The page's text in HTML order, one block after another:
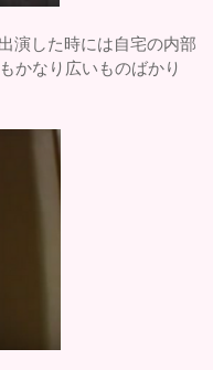
演した時には自宅の内部
かなり広いものばかり